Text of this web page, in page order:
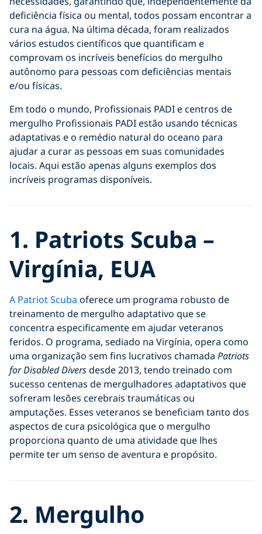
deficiência física ou mental, todos possam encontrar a
cura na água. Na última década, foram realizados
vários estudos científicos que quantificam e
comprovam os incríveis benefícios do mergulho
autônomo para pessoas com deficiências mentais
e/ou físicas.
Em todo o mundo, Profissionais PADI e centros de
mergulho Profissionais PADI estão usando técnicas
adaptativas e o remédio natural do oceano para
ajudar a curar as pessoas em suas comunidades
locais. Aqui estão apenas alguns exemplos dos
incríveis programas disponíveis.
1. Patriots Scuba –
Virgínia, EUA
A Patriot Scuba oferece um programa robusto de
treinamento de mergulho adaptativo que se
concentra especificamente em ajudar veteranos
feridos. O programa, sediado na Virgínia, opera como
uma organização sem fins lucrativos chamada Patriots
for Disabled Diversdesde 2013, tendo treinado com
sucesso centenas de mergulhadores adaptativos que
sofreram lesões cerebrais traumáticas ou
amputações. Esses veteranos se beneficiam tanto dos
aspectos de cura psicológica que o mergulho
proporciona quanto de uma atividade que lhes
permite ter um senso de aventura e propósito.
2. Mergulho